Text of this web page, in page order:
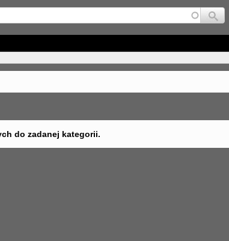
Jump to navigation
do zadanej kategorii.